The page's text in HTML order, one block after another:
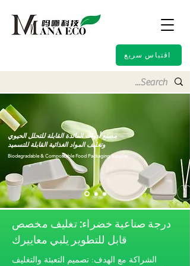
اقتباس سريع
مصنع أدوات المائدة القابلة للتحلل الحيوي
وتغليف المواد الغذائية القابلة للتسميد
Biodegradable & Compostable Food Packaging Supplier
درجة صناعية خضراء: تغليف مخصص
قابل للتطوير يلبي معاييرك
الشراكة مع الهدف: تصميم التعبئة والتغليف